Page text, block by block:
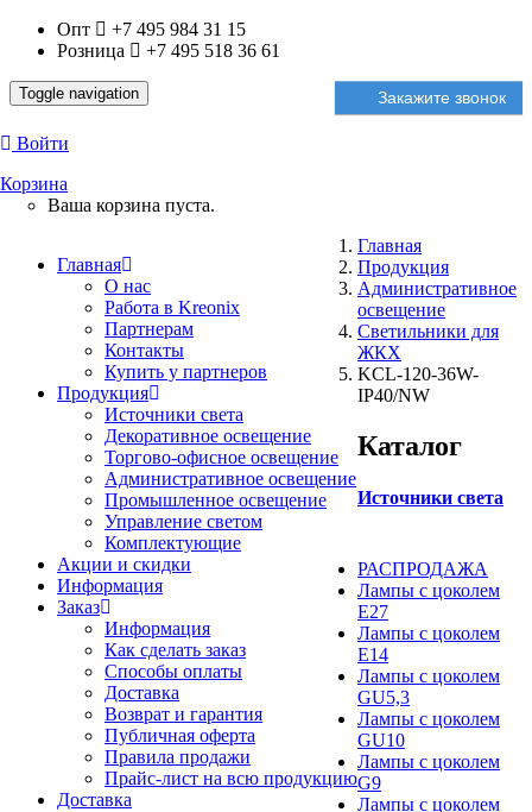
Опт
+7 495 984 31 15
Розница
+7 495 518 36 61
Закажите звонок
Войти
Корзина
Ваша корзина пуста.
Toggle navigation
Главная
О нас
Работа в Kreonix
Партнерам
Контакты
Купить у партнеров
Продукция
Источники света
Декоративное освещение
Торгово-офисное освещение
Административное освещение
Промышленное освещение
Управление светом
Комплектующие
Акции и скидки
Информация
Заказ
Информация
Как сделать заказ
Способы оплаты
Доставка
Возврат и гарантия
Публичная оферта
Правила продажи
Прайс-лист на всю продукцию
Доставка
Главная
Продукция
Административное
освещение
Светильники для
ЖКХ
KCL-120-36W-
IP40/NW
Каталог
Источники света
РАСПРОДАЖА
Лампы с цоколем
E27
Лампы с цоколем
E14
Лампы с цоколем
GU5,3
Лампы с цоколем
GU10
Лампы с цоколем
G9
Лампы с цоколем